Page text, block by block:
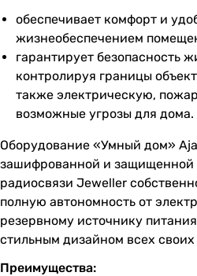
обеспечивает комфорт и
жизнеобеспечением
гарантирует безопасность
контролируя границы
также электрическую,
возможные угрозы для дома.
Оборудование «Умный дом»
зашифрованной и защищенной
радиосвязи Jeweller
полную автономность от
резервному источнику
стильным дизайном всех своих
Преимущества: